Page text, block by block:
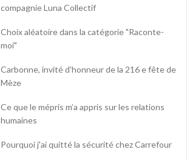
compagnie Luna Collectif
Choix aléatoire dans la catégorie "Raconte-
moi"
Carbonne, invité d'honneur de la 216 e fête de
Mèze
Ce que le mépris m’a appris sur les relations
humaines
Pourquoi j'ai quitté la sécurité chez Carrefour